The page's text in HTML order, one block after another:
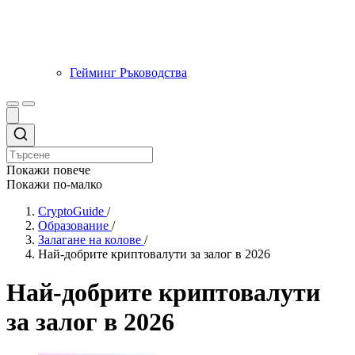
Гейминг Ръководства
Покажи повече
Покажи по-малко
CryptoGuide /
Образование /
Залагане на колове /
Най-добрите криптовалути за залог в 2026
Най-добрите криптовалути
за залог в 2026